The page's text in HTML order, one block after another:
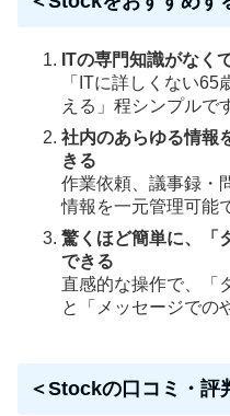
ITの専門知識がなく
「ITに詳しくない
える」程シンプルで
社内のあらゆる情報
きる
作業依頼、議事録・
情報を一元管理可能
驚くほど簡単に、「
できる
直感的な操作で、「
と「メッセージでの
＜Stockの口コミ・評